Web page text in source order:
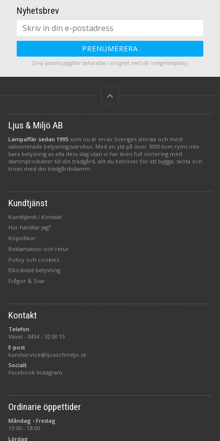
Nyhetsbrev
PRENUMERERA
Dina personuppgifter behandlas i enlighet med vår integritetspolicy.
keyboard_arrow_up
Ljus & Miljö AB
Lampaffär sedan 1995 som nu är en av Sveriges största och mest
välsorterade belysningsvaruhus. Med en yta på över 3000 kvm ryms inte
bara belysning av alla dess slag utan vi har även full sortering med
dammprodukter till din trädgård, allt du behöver för att bygga, sköta och
trivas med din trädgårdsdamm.
Kundtjänst
Kundtjänst / Kontakt
Hur handlar jag?
Köpvillkor
Reklamation och retur
Policy och cookies
Elkostnad belysning
Frågor & Svar
Kontakt
Telefon
Växel - 0454 - 32 00 15
E-post
kundservice@ljusochmiljo.se
Socialt
Facebook Instagram
Ordinarie öppettider
Måndag - Fredag
10:00 - 18:00
Lördag